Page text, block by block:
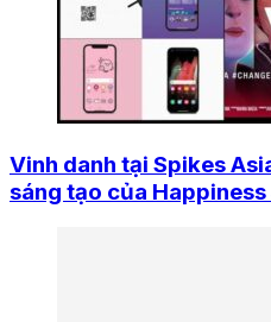
Vinh danh tại Spikes
sáng tạo của